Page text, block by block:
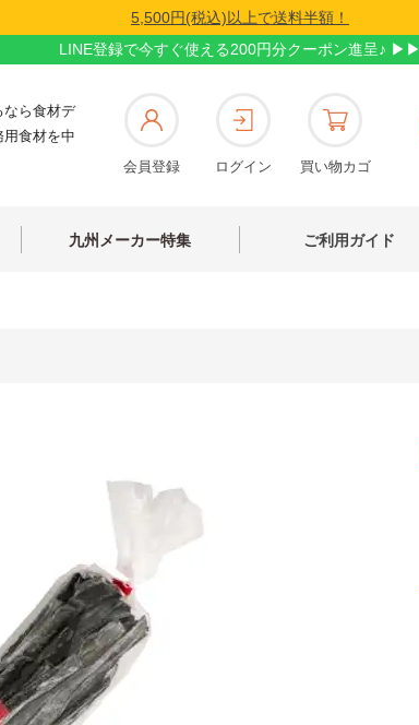
5,500円(税込)以上で送料半額！
LINE登録で今すぐ使える200円分クーポン進呈♪ ▶▶
なら食材デ
食材を中
会員登録 ログイン 買い物カゴ
九州メーカー特集 ご利用ガイド